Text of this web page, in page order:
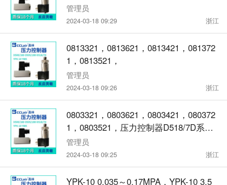
管理员
2024-03-18 09:29 浙江
0813321，0813621，0813421，081372
1，0813521，
管理员
2024-03-18 09:26 浙江
0803321，0803621，0803421，080372
1，0803521，压力控制器D518/7D系列
法兰
管理员
2024-03-18 09:25 浙江
YPK-10 0.035～0.17MPA，YPK-10 3.5